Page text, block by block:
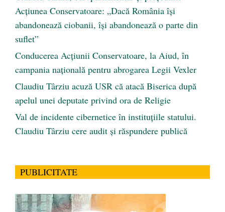
Acțiunea Conservatoare: „Dacă România își
abandonează ciobanii, își abandonează o parte din
suflet”
Conducerea Acțiunii Conservatoare, la Aiud, în
campania națională pentru abrogarea Legii Vexler
Claudiu Târziu acuză USR că atacă Biserica după
apelul unei deputate privind ora de Religie
Val de incidente cibernetice în instituțiile statului.
Claudiu Târziu cere audit și răspundere publică
PUBLICITATE